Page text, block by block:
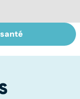
du sein :